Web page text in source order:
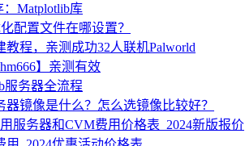
：Matplotlib库
配置文件在哪设置？
教程，亲测成功32人联机Palworld
】亲测有效
服务器全流程
镜像是什么？怎么选镜像比较好？
服务器和CVM费用价格表_2024新版报价